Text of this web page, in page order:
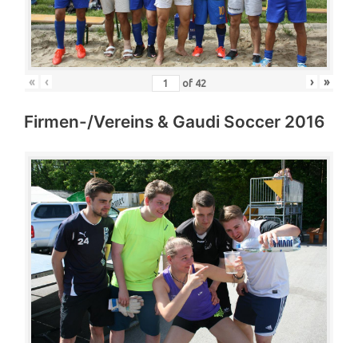
« ‹ of 42 › »
Firmen-/Vereins & Gaudi Soccer 2016